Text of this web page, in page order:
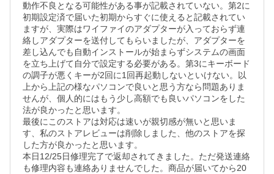
動作不良となる可能性がある事が記載されていない。第2に
初期設定済で届いた初期からすぐに使えると記載されてい
ますが、実際はワイファイのアダプターが入っておらず連
絡しアダプターを送付してもらいましたが、アダプターを
差し込んでも自動インストールが始まらずシステムの画面
を立ち上げて自分で設定する必要がある。第3にキーボード
の調子が悪くキーが2回に1回再起動しないといけない。以
上から上記の様なパソコンで良いと思う方なら問題ありま
せんが、個人的にはもう少し高額でも良いパソコンをした
法が良かったと思います。
最後にこのストアは対応は速いが親切感が無いと思いま
す、私のストアレビューは削除しました、他のストアを探
した方が良かったと思います。
本日12/25日修理完了で返却されてきました。ただ発送連絡
も修理内容も連絡ありませんでした。商品が届いてから20